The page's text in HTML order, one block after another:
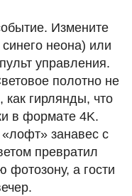
Измените
неона) или
управления.
полотно не
как гирлянды, что
в формате 4K.
занавес с
превратил
фотозону, а гости